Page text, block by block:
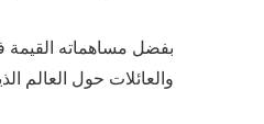
بفضل مساهماته القيمة
والعائلات حول العالم